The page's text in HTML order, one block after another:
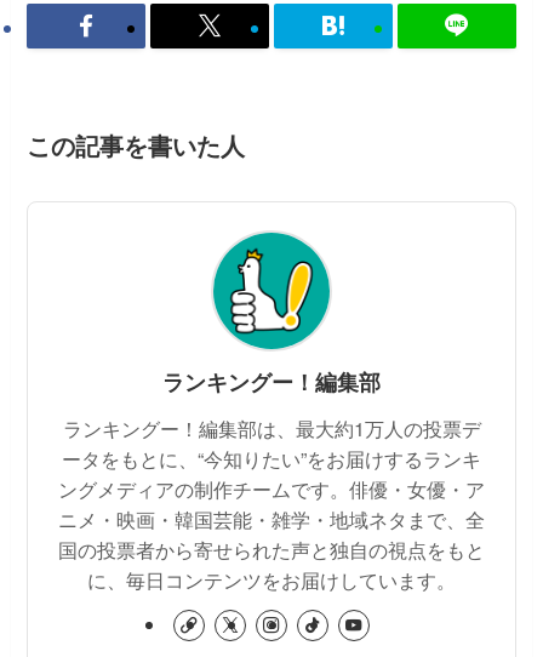
この記事を書いた人
ランキングー！編集部
ランキングー！編集部は、最大約1万人の投票デ
ータをもとに、“今知りたい”をお届けするランキ
ングメディアの制作チームです。俳優・女優・ア
ニメ・映画・韓国芸能・雑学・地域ネタまで、全
国の投票者から寄せられた声と独自の視点をもと
に、毎日コンテンツをお届けしています。